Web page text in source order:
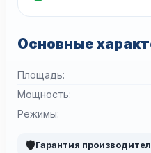
Основные
Площадь:
Мощность:
Режимы:
🛡Гарантия